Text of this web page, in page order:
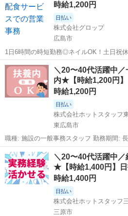
ーカーで 事務業務を...時給1,200円
日払い
株式会社グロップ
広島市
1日6時間の時短勤務◎ネイルOK！土日祝休
業事務！事務経験を活かして働こう☆ ＼猛暑対策実施中／ 涼しい自宅
からスマホで『WEB登録』OK！ 当社では【WEB面談（カジュアル登
録）】を 導入してい...
広島 広島市 一般事務
＼20〜40代活躍中
内★【時給1,200円
時給1,200円
日払い
株式会社ホットスタッフ
東広島市
職種: 施設の一般事務スタッフ 勤務期間: 長期（3ヶ月以上） 仕事内容:
東広島といえば『酒祭り』! この祭りにも
を募集します♪ 勤務日数は週3日のみだか
働けます...
広島 東広島市 一般事務
＼20〜40代活躍中
★【時給1,400円】
時給1,400円
日払い
株式会社ホットスタッフ
三原市